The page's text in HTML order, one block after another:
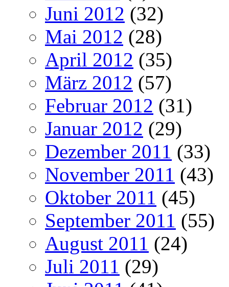
Juni 2012 (32)
Mai 2012 (28)
April 2012 (35)
März 2012 (57)
Februar 2012 (31)
Januar 2012 (29)
Dezember 2011 (33)
November 2011 (43)
Oktober 2011 (45)
September 2011 (55)
August 2011 (24)
Juli 2011 (29)